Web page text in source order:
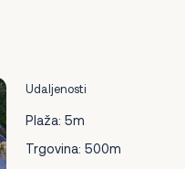
Udaljenosti
Plaža: 5m
Trgovina: 500m